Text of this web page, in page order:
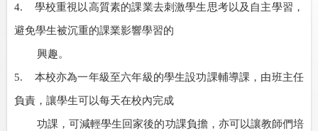
4.
學校重視以高質素的課業去刺激學生思考以及自主學習，
避免學生被沉重的課業影響學習的
興趣。
5.
本校亦為一年級至六年級的學生設功課輔導課，由班主任
負責，讓學生可以每天在校內完成
功課，可減輕學生回家後的功課負擔，亦可以讓教師們培